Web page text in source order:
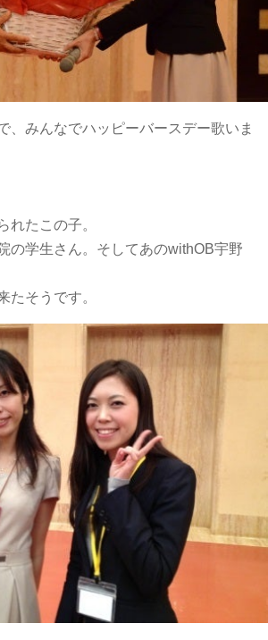
、みんなでハッピーバースデー歌いま
れたこの子。
の学生さん。そしてあのwithOB宇野
たそうです。